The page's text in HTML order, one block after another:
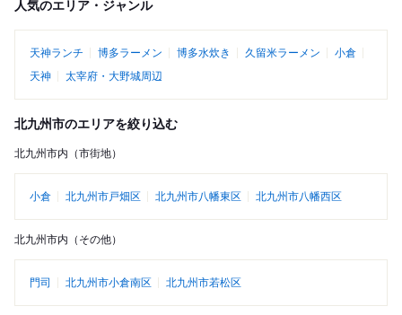
人気のエリア・ジャンル
天神ランチ 博多ラーメン 博多水炊き 久留米ラーメン
小倉
天神
太宰府・大野城周辺
北九州市のエリアを絞り込む
北九州市内（市街地）
小倉 北九州市戸畑区 北九州市八幡東区 北九州市八幡西区
北九州市内（その他）
門司 北九州市小倉南区 北九州市若松区